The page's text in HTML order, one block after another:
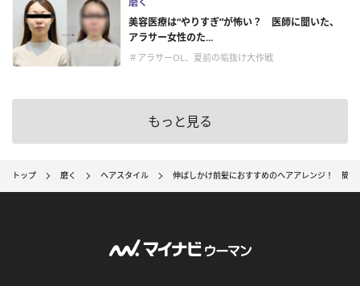
美容医療は“やりすぎ”が怖い？ 医師に聞いた、
アラサー女性のた...
＃アラサーOL、夏前の垢抜け大作戦
もっと見る
トップ 磨く ヘアスタイル 伸ばしかけ前髪におすすめのヘアアレンジ！ 簡単